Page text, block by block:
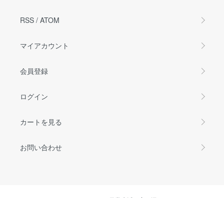
RSS / ATOM
マイアカウント
会員登録
ログイン
カートを見る
お問い合わせ